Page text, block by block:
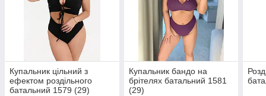
Купальник цільний з
ефектом роздільного
батальний 1579 (29)
Купальник бандо на
брітелях батальний 1581
(29)